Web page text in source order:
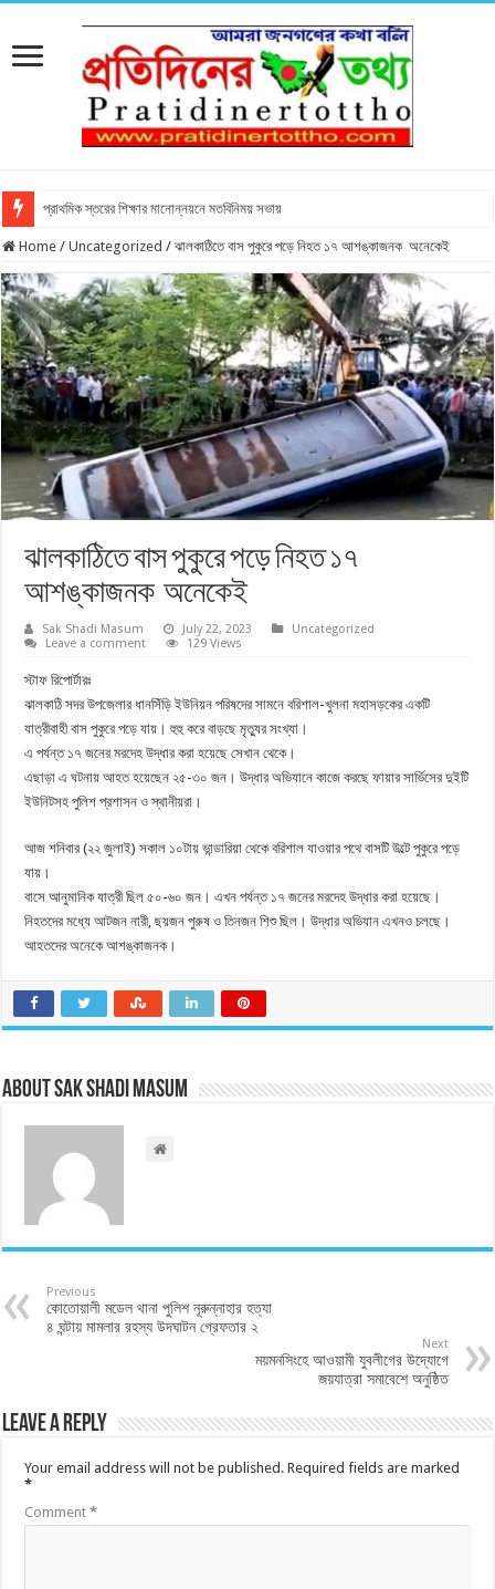
প্রাথমিক স্তরের শিক্ষার মানোন্নয়নে মতবিনিময় সভায়
Home / Uncategorized / ঝালকাঠিতে বাস পুকুরে পড়ে নিহত ১৭ আশঙ্কাজনক অনেকেই
ঝালকাঠিতে বাস পুকুরে পড়ে নিহত ১৭
আশঙ্কাজনক অনেকেই
Sak Shadi Masum July 22, 2023
Uncategorized
Leave a comment
129 Views
স্টাফ রিপোর্টারঃ
ঝালকাঠি সদর উপজেলার ধানসিঁড়ি ইউনিয়ন পরিষদের সামনে বরিশাল-খুলনা মহাসড়কের একটি
যাত্রীবাহী বাস পুকুরে পড়ে যায়। হুহু করে বাড়ছে মৃত্যুর সংখ্যা।
এ পর্যন্ত ১৭ জনের মরদেহ উদ্ধার করা হয়েছে সেখান থেকে।
এছাড়া এ ঘটনায় আহত হয়েছেন ২৫-৩০ জন। উদ্ধার অভিযানে কাজে করছে ফায়ার সার্ভিসের দুইটি
ইউনিটসহ পুলিশ প্রশাসন ও স্থানীয়রা।
আজ শনিবার (২২ জুলাই) সকাল ১০টায় ভান্ডারিয়া থেকে বরিশাল যাওয়ার পথে বাসটি উল্টে পুকুরে পড়ে
যায়।
বাসে আনুমানিক যাত্রী ছিল ৫০-৬০ জন। এখন পর্যন্ত ১৭ জনের মরদেহ উদ্ধার করা হয়েছে।
নিহতদের মধ্যে আটজন নারী, ছয়জন পুরুষ ও তিনজন শিশু ছিল। উদ্ধার অভিযান এখনও চলছে।
আহতদের অনেকে আশঙ্কাজনক।
About Sak Shadi Masum
Previous
কোতোয়ালী মডেল থানা পুলিশ নূরুন্নাহার হত্যা
৪ ঘন্টায় মামলার রহস্য উদঘাটন গ্রেফতার ২
Next
ময়মনসিংহে আওয়ামী যুবলীগের উদ্যোগে
জয়যাত্রা সমাবেশে অনুষ্ঠিত
Leave a Reply
Your email address will not be published. Required fields are marked
*
Comment*